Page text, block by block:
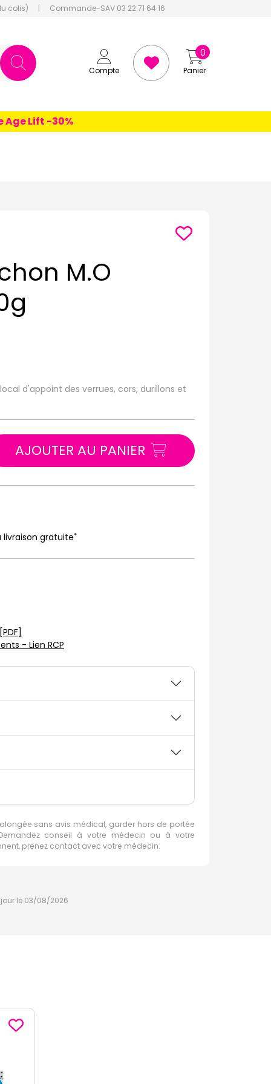
colis) | Commande-SAV 03 22 71 64 16
Compte Panier
0
Lift -30%
M.O
d'appoint des verrues, cors, durillons et
AJOUTER AU PANIER
gratuite*
- Lien RCP
sans avis médical, garder hors de portée
conseil à votre médecin ou à votre
prenez contact avec votre médecin.
le 03/08/2026